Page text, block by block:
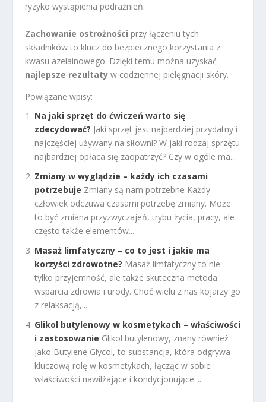
ryzyko wystąpienia podrażnień.
Zachowanie ostrożności przy łączeniu tych
składników to klucz do bezpiecznego korzystania z
kwasu azelainowego. Dzięki temu można uzyskać
najlepsze rezultaty w codziennej pielęgnacji skóry.
Powiązane wpisy:
Na jaki sprzęt do ćwiczeń warto się
zdecydować? Jaki sprzęt jest najbardziej przydatny i
najczęściej używany na siłowni? W jaki rodzaj sprzętu
najbardziej opłaca się zaopatrzyć? Czy w ogóle ma...
Zmiany w wyglądzie – każdy ich czasami
potrzebuje Zmiany są nam potrzebne Każdy
człowiek odczuwa czasami potrzebę zmiany. Może
to być zmiana przyzwyczajeń, trybu życia, pracy, ale
często także elementów...
Masaż limfatyczny – co to jest i jakie ma
korzyści zdrowotne? Masaż limfatyczny to nie
tylko przyjemność, ale także skuteczna metoda
wsparcia zdrowia i urody. Choć wielu z nas kojarzy go
z relaksacją,...
Glikol butylenowy w kosmetykach – właściwości
i zastosowanie Glikol butylenowy, znany również
jako Butylene Glycol, to substancja, która odgrywa
kluczową rolę w kosmetykach, łącząc w sobie
właściwości nawilżające i kondycjonujące....